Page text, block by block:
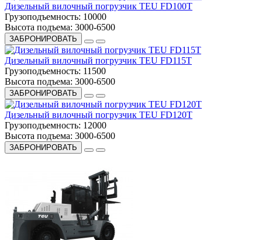
Дизельный вилочный погрузчик TEU FD100T
Грузоподъемность: 10000
Высота подъема: 3000-6500
ЗАБРОНИРОВАТЬ
Дизельный вилочный погрузчик TEU FD115T
Грузоподъемность: 11500
Высота подъема: 3000-6500
ЗАБРОНИРОВАТЬ
Дизельный вилочный погрузчик TEU FD120T
Грузоподъемность: 12000
Высота подъема: 3000-6500
ЗАБРОНИРОВАТЬ